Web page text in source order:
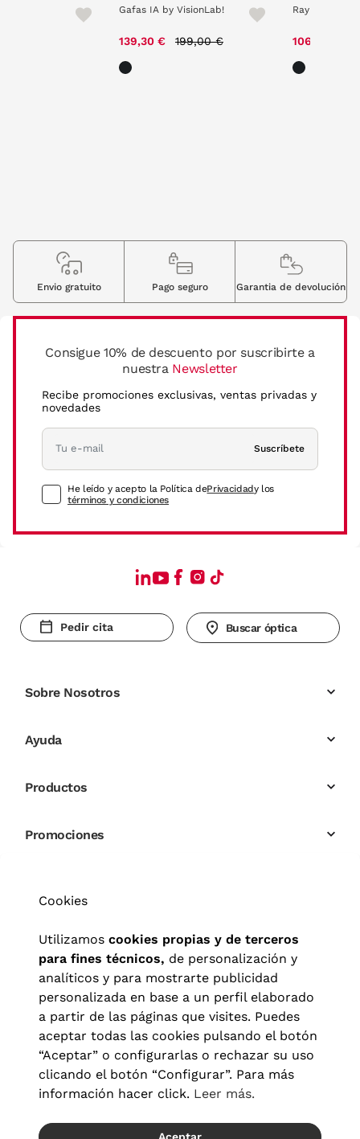
Gafas IA by VisionLab!
139,30 € Price reduced from
199,00 €
Ray Ban 4378
106,71 €
Consigue 10% de descuento por suscribirte a
nuestra Newsletter
Recibe promociones exclusivas, ventas privadas y
novedades
Suscríbete
He leído y acepto la Política dePrivacidady los
términos y condiciones
Envio gratuito Pago seguro Garantia de devolución
Pedir cita Buscar óptica
Sobre Nosotros
Ayuda
Productos
Promociones
Cookies
Utilizamos cookies propias y de terceros
para fines técnicos, de personalización y
analíticos y para mostrarte publicidad
personalizada en base a un perfil elaborado
a partir de las páginas que visites. Puedes
aceptar todas las cookies pulsando el botón
“Aceptar” o configurarlas o rechazar su uso
clicando el botón “Configurar”. Para más
información hacer click. Leer más.